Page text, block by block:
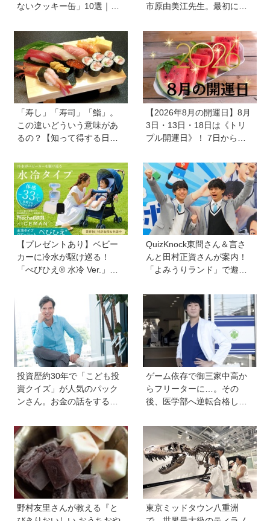
ないクッキー缶」10選｜マ
自分へのご褒美に！
市原由美江先生。最初に感
が渇くことだった
「寿し」「寿司」「鮨」。
この違いどういう意味があ
るの？【知って得する日本
【2026年8月の開運日】8月
3日・13日・18日は《トリ
プル開運日》！ 7日から
星」が、天秤座と蠍座に長
期滞在を開始！
【プレゼントあり】ベビー
カーに冷水が駆け巡る！
「べびひえ® 水冷 Ver.」で
かけをサポート
QuizKnock東問さん＆言さ
んと田村正資さんが案内！
「よみうりランド」で遊び
限定イベントが開催
投資歴約30年で「こども投
資クイズ」が人気のパック
ンさん。お金の話をするの
どもも正しい節約、投資方
法を知ってほしい
ゲーム依存で御三家中高か
らフリーターに…。その
後、医学部へ逆転合格した
経験が受験勉強に役立っ
た」そう考える背景とは
野村友里さんが教える『と
東京ミッドタウン八重洲